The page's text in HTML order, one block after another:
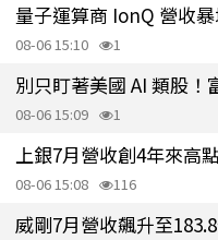
量子運算商 IonQ 營收
08-06 15:10 1
08-06 15:09 1
上銀7月營收創4年來高
08-06 15:08 116